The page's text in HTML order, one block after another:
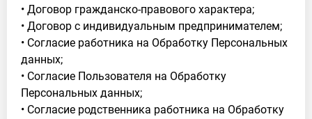
• Договор гражданско-правового характера;
• Договор с индивидуальным предпринимателем;
• Согласие работника на Обработку Персональных
данных;
• Согласие Пользователя на Обработку
Персональных данных;
• Согласие родственника работника на Обработку